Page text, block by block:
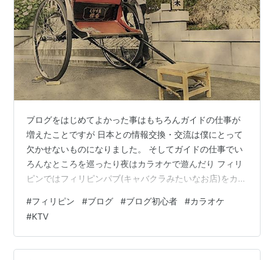
ブログをはじめてよかった事はもちろんガイドの仕事が
増えたことですが 日本との情報交換・交流は僕にとって
欠かせないものになりました。 そしてガイドの仕事でい
ろんなところを巡ったり夜はカラオケで遊んだり フィリ
ピンではフィリピンパブ(キャバクラみたいなお店)をカラ
多く楽しい時間を過ごさせていただき 彼女や日本語がで
きる女の子もお店をやめてガイドの仕事に専念してくれ
お客様たちからも好評でした。 が 彼女の情報網の凄さを
思い知らせれました！ お客様とカラオケのお店に入って
#フィリピン #ブログ #ブログ初心者 #カラオケ
#KTV